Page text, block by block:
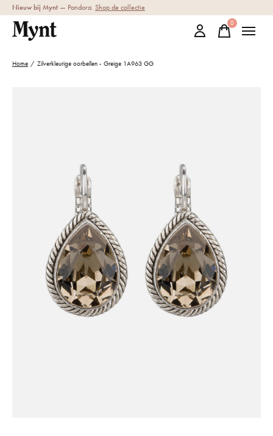
Nieuw bij Mynt — Pandora. Shop de collectie
0items
Home / Zilverkleurige oorbellen - Greige 1A963 GG